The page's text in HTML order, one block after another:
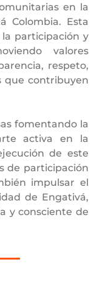
en la
Colombia. Esta
participación y
valores
respeto,
que contribuyen
fomentando la
activa en la
de este
de participación
impulsar el
de Engativá,
y consciente de